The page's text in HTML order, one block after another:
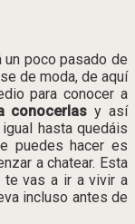
un poco pasado de
de moda, de aquí
para conocer a
conocerlas y así
hasta quedáis
puedes hacer es
a chatear. Esta
te vas a ir a vivir a
incluso antes de